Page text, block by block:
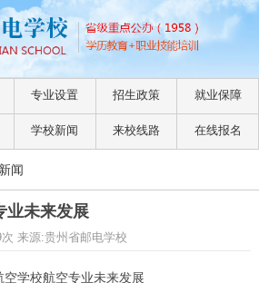
专业设置 招生政策 就业保障
学校新闻 来校线路 在线报名
闻
业未来发展
来源:贵州省邮电学校
空学校航空专业未来发展